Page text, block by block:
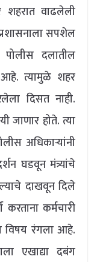
वाढलेली
सपशेल
दलातील
आहे. त्यामुळे शहर
दिसत नाही.
जाणार होते. त्या
अधिकाऱ्यांनी
घडवून मंत्र्यांचे
दाखवून दिले
कर्मचारी
विषय रंगला आहे.
एखाद्या दबंग